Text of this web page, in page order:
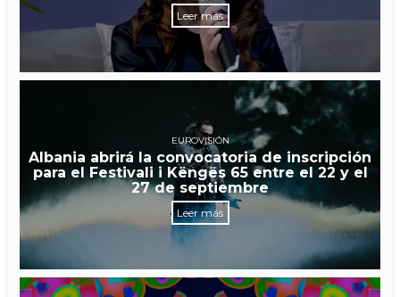
Leer más
EUROVISIÓN
Albania abrirá la convocatoria de inscripción
para el Festivali i Këngës 65 entre el 22 y el
27 de septiembre
Leer más